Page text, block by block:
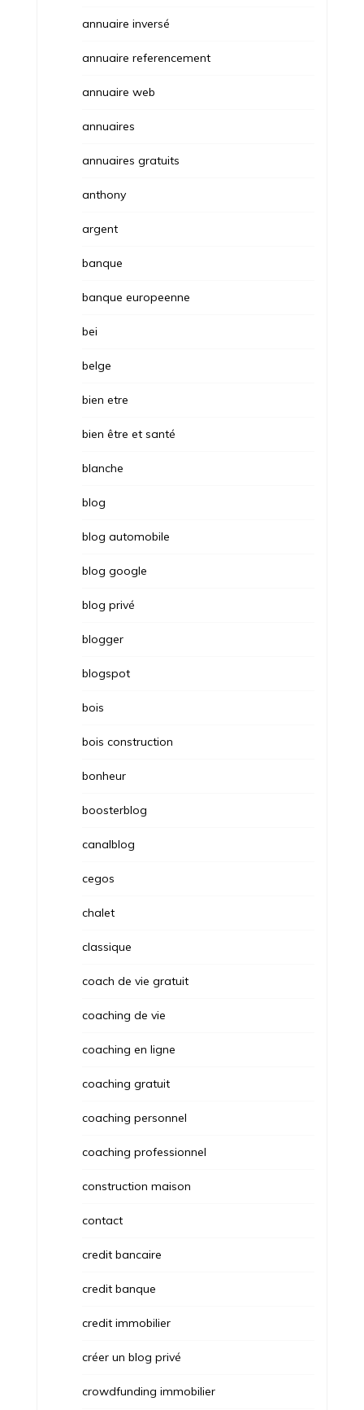
annuaire inversé
annuaire referencement
annuaire web
annuaires
annuaires gratuits
anthony
argent
banque
banque europeenne
bei
belge
bien etre
bien être et santé
blanche
blog
blog automobile
blog google
blog privé
blogger
blogspot
bois
bois construction
bonheur
boosterblog
canalblog
cegos
chalet
classique
coach de vie gratuit
coaching de vie
coaching en ligne
coaching gratuit
coaching personnel
coaching professionnel
construction maison
contact
credit bancaire
credit banque
credit immobilier
créer un blog privé
crowdfunding immobilier